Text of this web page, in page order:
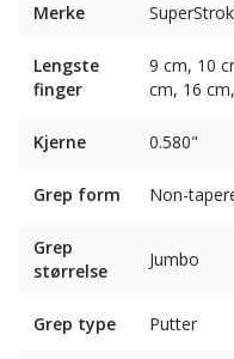
Merke
Lengste
finger
9 cm, 10
cm, 16
Kjerne 0.580"
Grep form Non-
Grep
størrelse
Jumbo
Grep type Putter